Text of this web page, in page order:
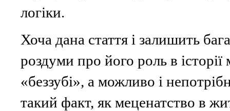
логіки.
Хоча дана стаття і залишить
роздуми про його роль в
«беззубі», а можливо і
такий факт, як меценатство в